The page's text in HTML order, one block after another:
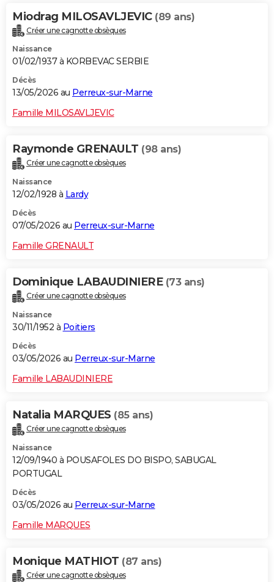
Miodrag MILOSAVLJEVIC (89 ans)
Créer une cagnotte obsèques
Naissance
01/02/1937 à KORBEVAC SERBIE
Décès
13/05/2026 au Perreux-sur-Marne
Famille MILOSAVLJEVIC
Raymonde GRENAULT (98 ans)
Créer une cagnotte obsèques
Naissance
12/02/1928 à Lardy
Décès
07/05/2026 au Perreux-sur-Marne
Famille GRENAULT
Dominique LABAUDINIERE (73 ans)
Créer une cagnotte obsèques
Naissance
30/11/1952 à Poitiers
Décès
03/05/2026 au Perreux-sur-Marne
Famille LABAUDINIERE
Natalia MARQUES (85 ans)
Créer une cagnotte obsèques
Naissance
12/09/1940 à POUSAFOLES DO BISPO, SABUGAL
PORTUGAL
Décès
03/05/2026 au Perreux-sur-Marne
Famille MARQUES
Monique MATHIOT (87 ans)
Créer une cagnotte obsèques